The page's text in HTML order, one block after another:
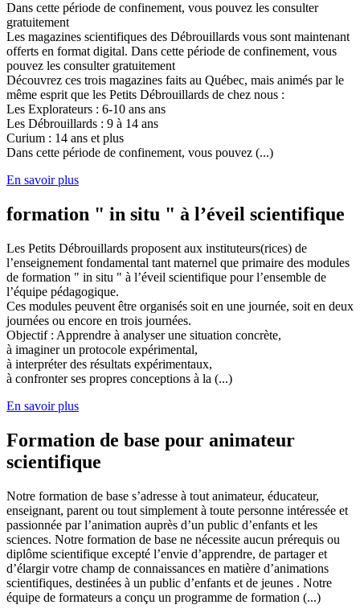
Dans cette période de confinement, vous pouvez les consulter
gratuitement
Les magazines scientifiques des Débrouillards vous sont maintenant
offerts en format digital. Dans cette période de confinement, vous
pouvez les consulter gratuitement
Découvrez ces trois magazines faits au Québec, mais animés par le
même esprit que les Petits Débrouillards de chez nous :
Les Explorateurs : 6-10 ans ans
Les Débrouillards : 9 à 14 ans
Curium : 14 ans et plus
Dans cette période de confinement, vous pouvez (...)
En savoir plus
formation " in situ " à l’éveil scientifique
Les Petits Débrouillards proposent aux instituteurs(rices) de
l’enseignement fondamental tant maternel que primaire des modules
de formation " in situ " à l’éveil scientifique pour l’ensemble de
l’équipe pédagogique.
Ces modules peuvent être organisés soit en une journée, soit en deux
journées ou encore en trois journées.
Objectif : Apprendre à analyser une situation concrète,
à imaginer un protocole expérimental,
à interpréter des résultats expérimentaux,
à confronter ses propres conceptions à la (...)
En savoir plus
Formation de base pour animateur
scientifique
Notre formation de base s’adresse à tout animateur, éducateur,
enseignant, parent ou tout simplement à toute personne intéressée et
passionnée par l’animation auprès d’un public d’enfants et les
sciences. Notre formation de base ne nécessite aucun prérequis ou
diplôme scientifique excepté l’envie d’apprendre, de partager et
d’élargir votre champ de connaissances en matière d’animations
scientifiques, destinées à un public d’enfants et de jeunes . Notre
équipe de formateurs a conçu un programme de formation (...)